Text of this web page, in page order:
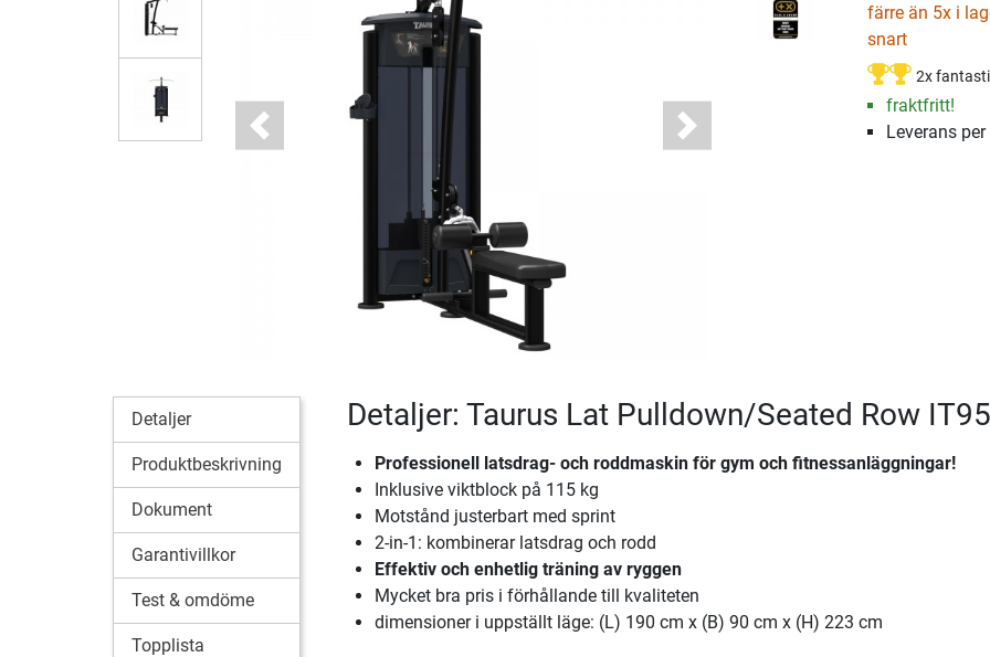
Previous Next
färre än 5x i
snart
2x
fraktfritt!
Leverans
Detaljer
Produktbeskrivning
Dokument
Garantivillkor
Test & omdöme
Topplista
Detaljer: Taurus Lat Pulldown/Seated Row IT95
Professionell latsdrag- och roddmaskin för gym och fitnessanläggningar!
Inklusive viktblock på 115 kg
Motstånd justerbart med sprint
2-in-1: kombinerar latsdrag och rodd
Effektiv och enhetlig träning av ryggen
Mycket bra pris i förhållande till kvaliteten
dimensioner i uppställt läge: (L) 190 cm x (B) 90 cm x (H) 223 cm